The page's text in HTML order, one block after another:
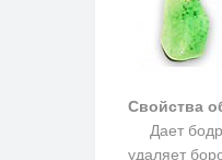
Свойства
Дает
удаляет